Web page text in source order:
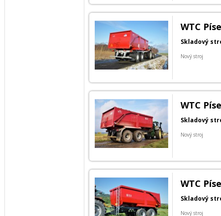
WTC
Skladový
Nový stroj
WTC
Skladový
Nový stroj
WTC
Skladový
Nový stroj